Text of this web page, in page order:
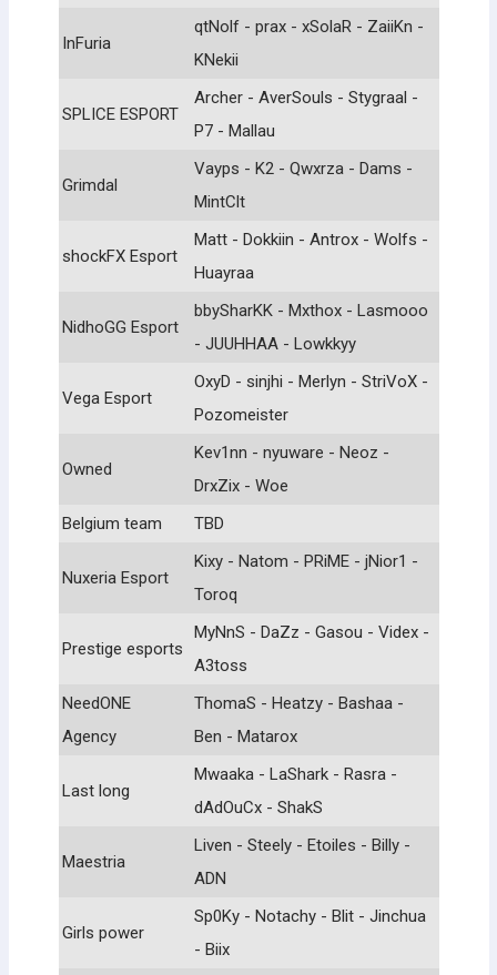
InFuria
qtNolf - prax - xSolaR - ZaiiKn -
KNekii
SPLICE ESPORT
Archer - AverSouls - Stygraal -
P7 - Mallau
Grimdal
Vayps - K2 - Qwxrza - Dams -
MintClt
shockFX Esport
Matt - Dokkiin - Antrox - Wolfs -
Huayraa
NidhoGG Esport
bbySharKK - Mxthox - Lasmooo
- JUUHHAA - Lowkkyy
Vega Esport
OxyD - sinjhi - Merlyn - StriVoX -
Pozomeister
Owned
Kev1nn - nyuware - Neoz -
DrxZix - Woe
Belgium team
TBD
Nuxeria Esport
Kixy - Natom - PRiME - jNior1 -
Toroq
Prestige esports
MyNnS - DaZz - Gasou - Videx -
A3toss
NeedONE
Agency
ThomaS - Heatzy - Bashaa -
Ben - Matarox
Last long
Mwaaka - LaShark - Rasra -
dAdOuCx - ShakS
Maestria
Liven - Steely - Etoiles - Billy -
ADN
Girls power
Sp0Ky - Notachy - Blit - Jinchua
- Biix